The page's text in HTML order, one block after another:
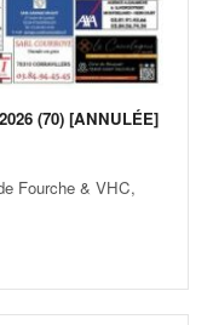
(70) [ANNULÉE]
Fourche & VHC,